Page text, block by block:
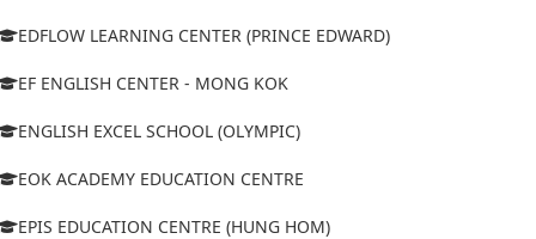
EDFLOW LEARNING CENTER (PRINCE EDWARD)
EF ENGLISH CENTER - MONG KOK
ENGLISH EXCEL SCHOOL (OLYMPIC)
EOK ACADEMY EDUCATION CENTRE
EPIS EDUCATION CENTRE (HUNG HOM)